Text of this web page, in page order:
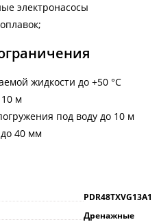
электронасосы
жидкости до +50 °C
м
под воду до 10 м
40 мм
PDR48TXVG13A1
Дренажные